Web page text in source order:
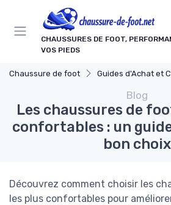
CHAUSSURES DE FOOT,
VOS PIEDS
Chaussure de foot Guides d'Achat et
Blog
Les chaussures de
confortables : un
bon choix
Découvrez comment choisir les
les plus confortables pour
Panneau de gestion des cookies